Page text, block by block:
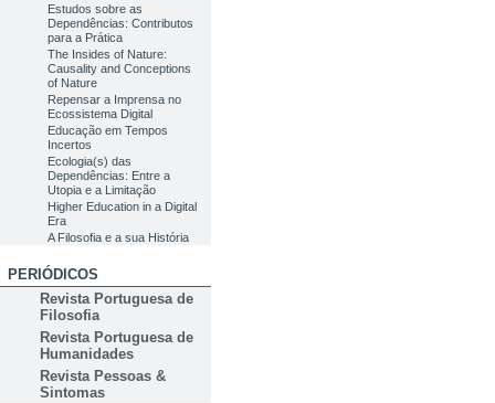
Estudos sobre as
Dependências: Contributos
para a Prática
The Insides of Nature:
Causality and Conceptions
of Nature
Repensar a Imprensa no
Ecossistema Digital
Educação em Tempos
Incertos
Ecologia(s) das
Dependências: Entre a
Utopia e a Limitação
Higher Education in a Digital
Era
A Filosofia e a sua História
PERIÓDICOS
Revista Portuguesa de
Filosofia
Revista Portuguesa de
Humanidades
Revista Pessoas &
Sintomas